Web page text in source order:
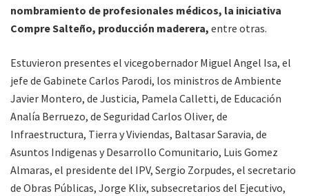
nombramiento de profesionales médicos, la iniciativa
Compre Salteño, producción maderera, entre otras.
Estuvieron presentes el vicegobernador Miguel Angel Isa, el
jefe de Gabinete Carlos Parodi, los ministros de Ambiente
Javier Montero, de Justicia, Pamela Calletti, de Educación
Analía Berruezo, de Seguridad Carlos Oliver, de
Infraestructura, Tierra y Viviendas, Baltasar Saravia, de
Asuntos Indigenas y Desarrollo Comunitario, Luis Gomez
Almaras, el presidente del IPV, Sergio Zorpudes, el secretario
de Obras Públicas, Jorge Klix, subsecretarios del Ejecutivo,